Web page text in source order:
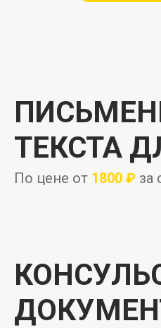
ТЕКСТА
По цене от 1800 ₽ за